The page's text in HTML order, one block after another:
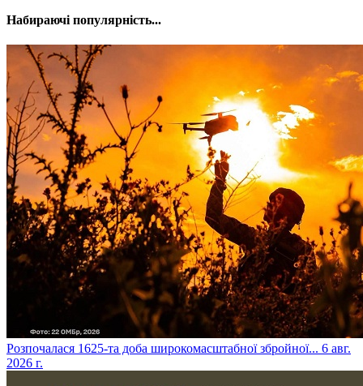
Набираючі популярність...
​Розпочалася 1625-та доба широкомасштабної збройної... 6 авг.
2026 г.